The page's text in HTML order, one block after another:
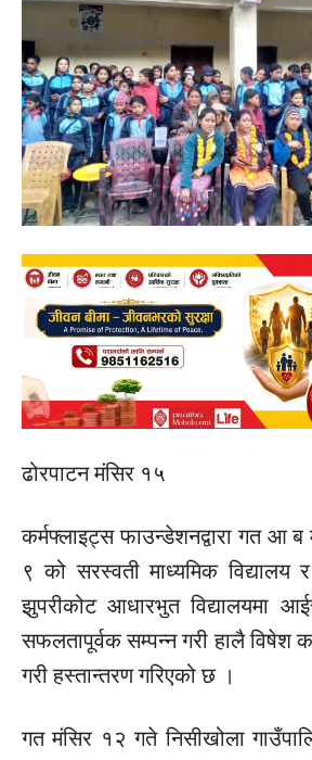
ढोरपाटन मंसिर १५
कर्मफ्लाइट्स फाउन्डेशनद्वारा गत आ ब
९ को सरस्वती माध्यमिक विद्यालय
झुपरीकोट आधारभुत विद्यालयमा
सफलतापूर्वक सम्पन्न गरी हालै विषेश
गरी हस्तान्तरण गरिएको छ ।
गत मंसिर १२ गते निसीखोला